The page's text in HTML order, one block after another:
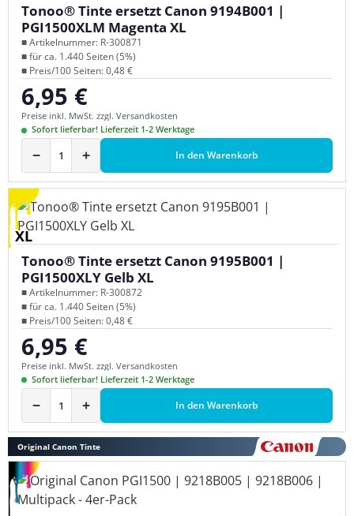
Tonoo® Tinte ersetzt Canon 9194B001 |
PGI1500XLM Magenta XL
■ Artikelnummer: R-300871
■ für ca. 1.440 Seiten (5%)
■ Preis/100 Seiten: 0,48 €
Regulärer Preis:
6,95 €
Preise inkl. MwSt. zzgl. Versandkosten
Sofort lieferbar! Lieferzeit 1-2 Werktage
− + In den Warenkorb
XL
Tonoo® Tinte ersetzt Canon 9195B001 |
PGI1500XLY Gelb XL
■ Artikelnummer: R-300872
■ für ca. 1.440 Seiten (5%)
■ Preis/100 Seiten: 0,48 €
Regulärer Preis:
6,95 €
Preise inkl. MwSt. zzgl. Versandkosten
Sofort lieferbar! Lieferzeit 1-2 Werktage
− + In den Warenkorb
Original Canon Tinte